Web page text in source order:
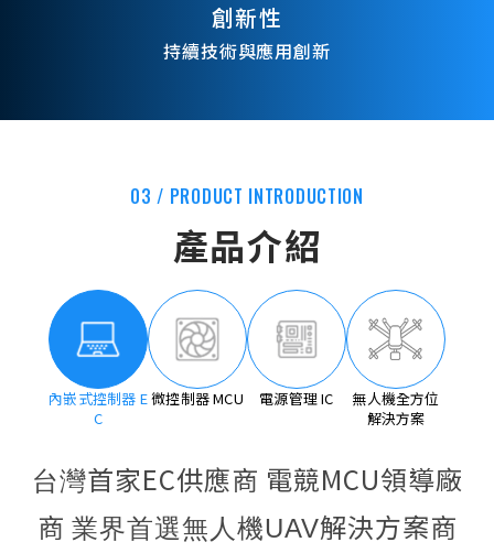
創新性
持續技術與應用創新
03 / PRODUCT INTRODUCTION
產品介紹
內嵌式控制器 E
C
微控制器 MCU 電源管理 IC
無人機全方位
解決方案
台灣首家EC供應商 電競MCU領導廠
商 業界首選無人機UAV解決方案商